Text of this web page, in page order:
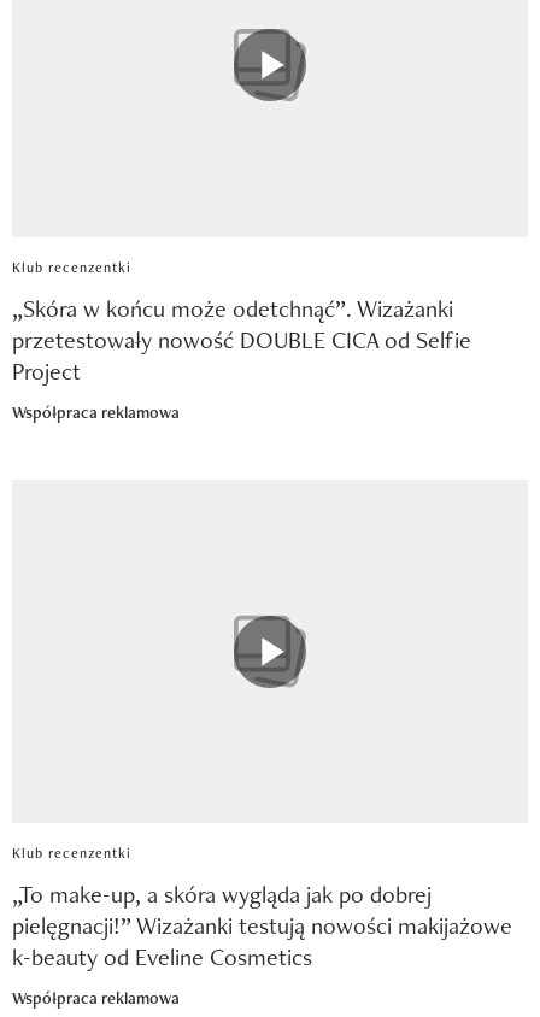
Klub recenzentki
„Skóra w końcu może odetchnąć”. Wizażanki
przetestowały nowość DOUBLE CICA od Selfie
Project
Współpraca reklamowa
Klub recenzentki
„To make-up, a skóra wygląda jak po dobrej
pielęgnacji!” Wizażanki testują nowości makijażowe
k-beauty od Eveline Cosmetics
Współpraca reklamowa